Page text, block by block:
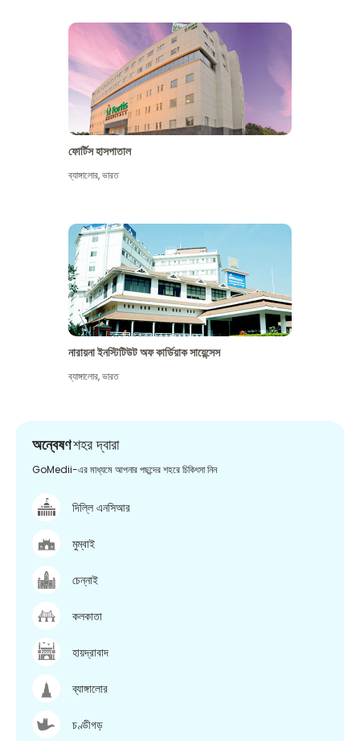
ফোর্টিস হাসপাতাল
ব্যাঙ্গালোর,ভারত
নারায়না ইনস্টিটিউট অফ কার্ডিয়াক সায়েন্সেস
ব্যাঙ্গালোর,ভারত
অন্বেষণশহর দ্বারা
GoMedii-এর মাধ্যমে আপনার পছন্দের শহরে চিকিৎসা নিন
দিল্লি এনসিআর
মুম্বাই
চেন্নাই
কলকাতা
হায়দ্রাবাদ
ব্যাঙ্গালোর
চণ্ডীগড়